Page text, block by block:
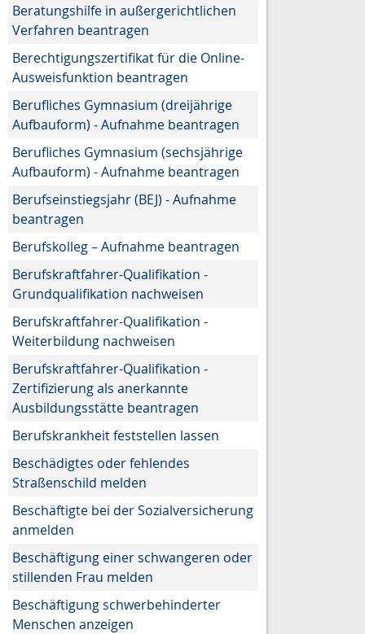
Beratungshilfe in außergerichtlichen
Verfahren beantragen
Berechtigungszertifikat für die Online-
Ausweisfunktion beantragen
Berufliches Gymnasium (dreijährige
Aufbauform) - Aufnahme beantragen
Berufliches Gymnasium (sechsjährige
Aufbauform) - Aufnahme beantragen
Berufseinstiegsjahr (BEJ) - Aufnahme
beantragen
Berufskolleg – Aufnahme beantragen
Berufskraftfahrer-Qualifikation -
Grundqualifikation nachweisen
Berufskraftfahrer-Qualifikation -
Weiterbildung nachweisen
Berufskraftfahrer-Qualifikation -
Zertifizierung als anerkannte
Ausbildungsstätte beantragen
Berufskrankheit feststellen lassen
Beschädigtes oder fehlendes
Straßenschild melden
Beschäftigte bei der Sozialversicherung
anmelden
Beschäftigung einer schwangeren oder
stillenden Frau melden
Beschäftigung schwerbehinderter
Menschen anzeigen